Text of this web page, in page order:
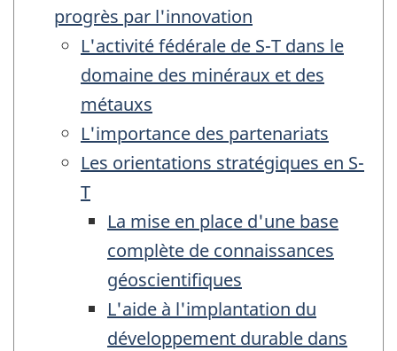
progrès par l'innovation
L'activité fédérale de S-T dans le
domaine des minéraux et des
métauxs
L'importance des partenariats
Les orientations stratégiques en S-
T
La mise en place d'une base
complète de connaissances
géoscientifiques
L'aide à l'implantation du
développement durable dans